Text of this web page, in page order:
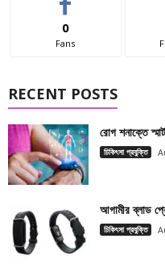
0
Fans
RECENT POSTS
রোগ শনাক্তে
চিকিৎসা প্রযুক্তি
আগামীর ব্লাড
চিকিৎসা প্রযুক্তি